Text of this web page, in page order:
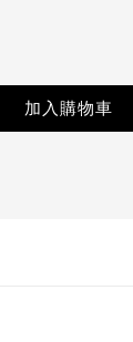
加入購物車